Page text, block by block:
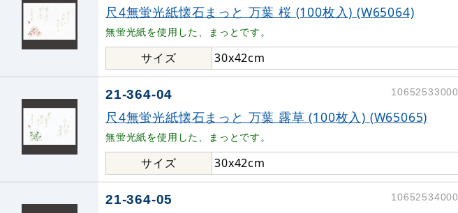
尺4無蛍光紙懐石まっと 万葉 桜 (100枚入) (W65064)
無蛍光紙を使用した、まっとです。
サイズ 30x42cm
21-364-04 10652533000
尺4無蛍光紙懐石まっと 万葉 露草 (100枚入) (W65065)
無蛍光紙を使用した、まっとです。
サイズ 30x42cm
21-364-05 10652534000